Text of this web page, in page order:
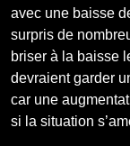
avec une baisse
surpris de
briser à la baisse
devraient garder
car une
si la situation